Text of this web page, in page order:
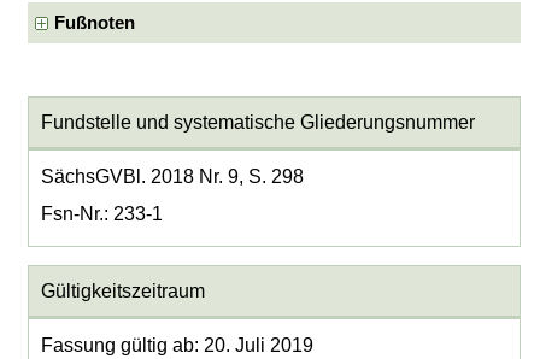
Fußnoten
Fundstelle und systematische Gliederungsnummer
SächsGVBl. 2018 Nr. 9, S. 298
Fsn-Nr.: 233-1
Gültigkeitszeitraum
Fassung gültig ab: 20. Juli 2019